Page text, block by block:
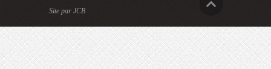
Site par JCB